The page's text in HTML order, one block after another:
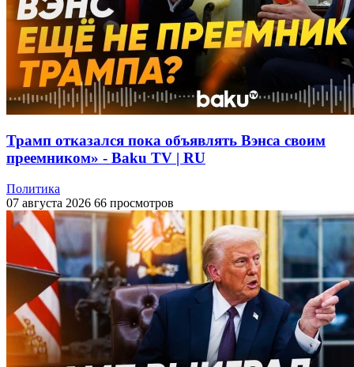
Трамп отказался пока объявлять Вэнса своим
преемником» - Baku TV | RU
Политика
07 августа 2026 66 просмотров